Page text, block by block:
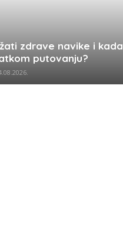
zdrave navike i kada
putovanju?